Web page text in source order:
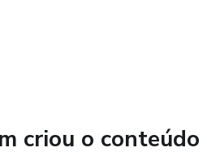
criou o conteúdo